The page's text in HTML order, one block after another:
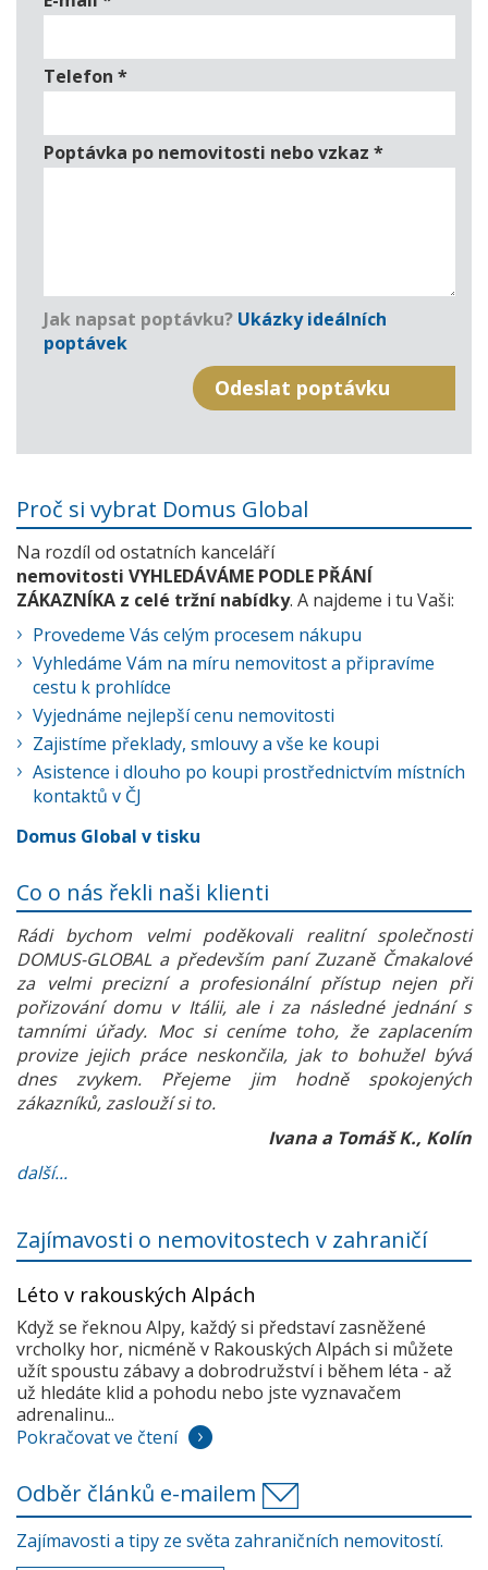
Telefon *
Poptávka po nemovitosti nebo vzkaz *
Jak napsat poptávku? Ukázky ideálních
poptávek
Proč si vybrat Domus Global
Na rozdíl od ostatních kanceláří
nemovitosti VYHLEDÁVÁME PODLE PŘÁNÍ
ZÁKAZNÍKA z celé tržní nabídky. A najdeme i tu Vaši:
Provedeme Vás celým procesem nákupu
Vyhledáme Vám na míru nemovitost a připravíme
cestu k prohlídce
Vyjednáme nejlepší cenu nemovitosti
Zajistíme překlady, smlouvy a vše ke koupi
Asistence i dlouho po koupi prostřednictvím místních
kontaktů v ČJ
Domus Global v tisku
Co o nás řekli naši klienti
Rádi bychom velmi poděkovali realitní společnosti
DOMUS-GLOBAL a především paní Zuzaně Čmakalové
za velmi precizní a profesionální přístup nejen při
pořizování domu v Itálii, ale i za následné jednání s
tamními úřady. Moc si ceníme toho, že zaplacením
provize jejich práce neskončila, jak to bohužel bývá
dnes zvykem. Přejeme jim hodně spokojených
zákazníků, zaslouží si to.
Ivana a Tomáš K., Kolín
další...
Zajímavosti o nemovitostech v zahraničí
Léto v rakouských Alpách
Když se řeknou Alpy, každý si představí zasněžené
vrcholky hor, nicméně v Rakouských Alpách si můžete
užít spoustu zábavy a dobrodružství i během léta - až
už hledáte klid a pohodu nebo jste vyznavačem
adrenalinu...
Pokračovat ve čtení
Odběr článků e-mailem
Zajímavosti a tipy ze světa zahraničních nemovitostí.